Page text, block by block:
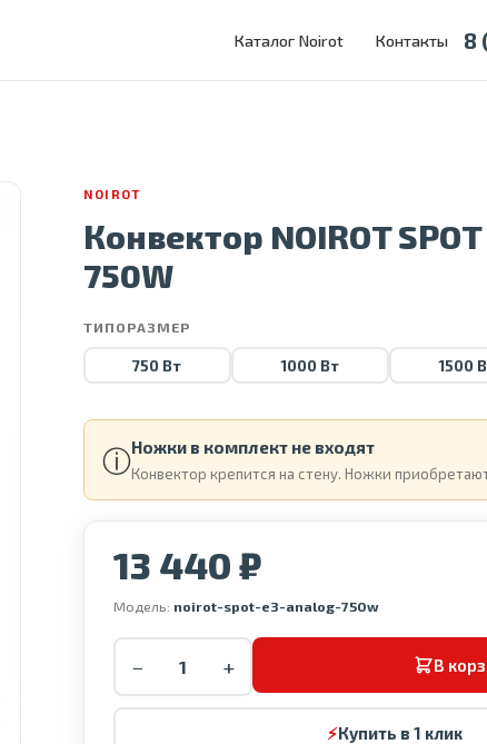
Каталог Noirot Контакты 8
NOIROT
Конвектор NOIROT
750W
ТИПОРАЗМЕР
750 Вт 1000 Вт 1500
ⓘНожки в комплект не входят
Конвектор крепится на стену. Ножки
13 440 ₽
Модель: noirot-spot-e3-analog-750w
− + В
⚡Купить в 1 клик